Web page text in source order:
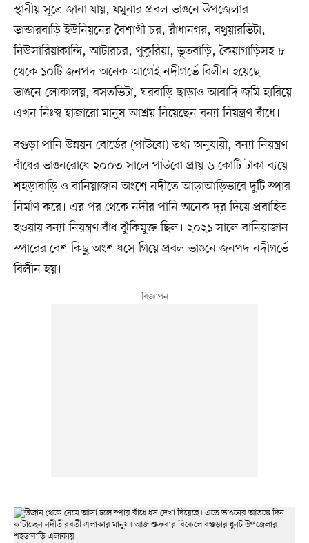
স্থানীয় সূত্রে জানা যায়, যমুনার প্রবল ভাঙনে উপজেলার
ভান্ডারবাড়ি ইউনিয়নের বৈশাখী চর, রাঁধানগর, বথুয়ারভিটা,
নিউসারিয়াকান্দি, আটারচর, পুকুরিয়া, ভূতবাড়ি, কৈয়াগাড়িসহ ৮
থেকে ১০টি জনপদ অনেক আগেই নদীগর্ভে বিলীন হয়েছে।
ভাঙনে লোকালয়, বসতভিটা, ঘরবাড়ি ছাড়াও আবাদি জমি হারিয়ে
এখন নিঃস্ব হাজারো মানুষ আশ্রয় নিয়েছেন বন্যা নিয়ন্ত্রণ বাঁধে।
বগুড়া পানি উন্নয়ন বোর্ডের (পাউবো) তথ্য অনুযায়ী, বন্যা নিয়ন্ত্রণ
বাঁধের ভাঙনরোধে ২০০৩ সালে পাউবো প্রায় ৬ কোটি টাকা ব্যয়ে
শহড়াবাড়ি ও বানিয়াজান অংশে নদীতে আড়াআড়িভাবে দুটি স্পার
নির্মাণ করে। এর পর থেকে নদীর পানি অনেক দূর দিয়ে প্রবাহিত
হওয়ায় বন্যা নিয়ন্ত্রণ বাঁধ ঝুঁকিমুক্ত ছিল। ২০২১ সালে বানিয়াজান
স্পারের বেশ কিছু অংশ ধসে গিয়ে প্রবল ভাঙনে জনপদ নদীগর্ভে
বিলীন হয়।